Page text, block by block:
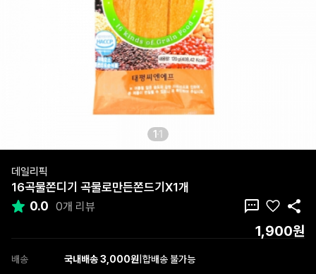
1 1
데일리픽
16곡물쫀디기 곡물로만든쫀드기X1개
0.0 0개 리뷰
1,900원
배송 국내배송 3,000원 합배송 불가능